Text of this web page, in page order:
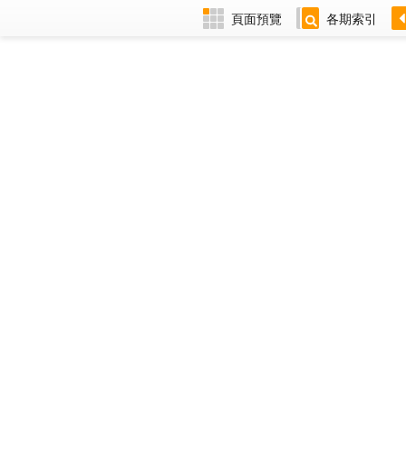
頁面預覽 各期索引